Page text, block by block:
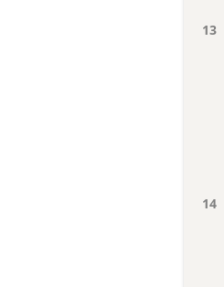
13
14